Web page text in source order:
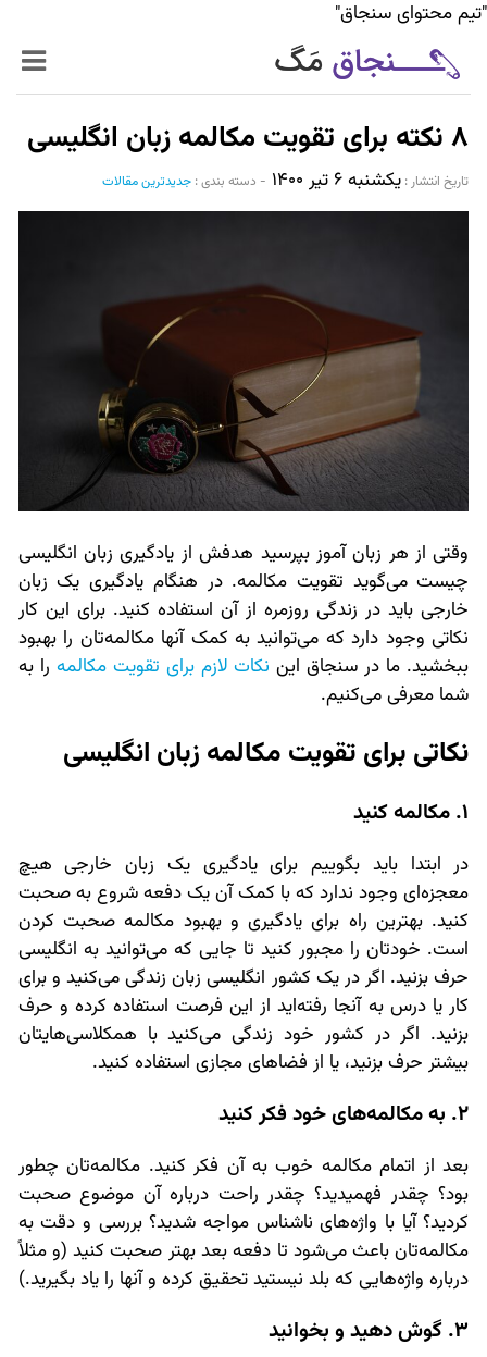
"تیم محتوای سنجاق"
زنده‌تر
حرفه‌ای‌تر
بازار آنلاین سنجاق
۸ نکته برای تقویت مکالمه زبان انگلیسی
تاریخ انتشار :‌ یکشنبه ۶ تیر ۱۴۰۰ - دسته بندی : جدیدترین مقالات
وقتی از هر زبان آموز بپرسید هدفش از یادگیری زبان انگلیسی
چیست می‌گوید تقویت مکالمه. در هنگام یادگیری یک زبان
خارجی باید در زندگی روزمره از آن استفاده کنید. برای این کار
نکاتی وجود دارد که می‌توانید به کمک آنها مکالمه‌تان را بهبود
ببخشید. ما در سنجاق این نکات لازم برای تقویت مکالمه را به
شما معرفی می‌کنیم.
نکاتی برای تقویت مکالمه زبان انگلیسی
1. مکالمه کنید
در ابتدا باید بگوییم برای یادگیری یک زبان خارجی هیچ
معجزه‌ای وجود ندارد که با کمک آن یک دفعه شروع به صحبت
کنید. بهترین راه برای یادگیری و بهبود مکالمه صحبت کردن
است. خودتان را مجبور کنید تا جایی که می‌توانید به انگلیسی
حرف بزنید. اگر در یک کشور انگلیسی زبان زندگی می‌کنید و برای
کار یا درس به آنجا رفته‌اید از این فرصت استفاده کرده و حرف
بزنید. اگر در کشور خود زندگی می‌کنید با همکلاسی‌هایتان
بیشتر حرف بزنید، یا از فضاهای مجازی استفاده کنید.
2. به مکالمه‌های خود فکر کنید
بعد از اتمام مکالمه خوب به آن فکر کنید. مکالمه‌تان چطور
بود؟ چقدر فهمیدید؟ چقدر راحت درباره آن موضوع صحبت
کردید؟ آیا با واژه‌های ناشناس مواجه شدید؟ بررسی و دقت به
مکالمه‌تان باعث می‌شود تا دفعه بعد بهتر صحبت کنید (و مثلاً
درباره واژه‌هایی که بلد نیستید تحقیق کرده و آنها را یاد بگیرید.)
3. گوش دهید و بخوانید